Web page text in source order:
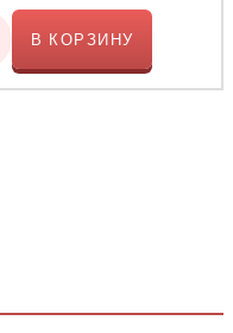
В КОРЗИНУ